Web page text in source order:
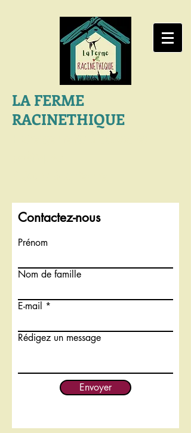
LA FERME
RACINETHIQUE
Contactez-nous
Prénom
Nom de famille
E-mail
Rédigez un message
Envoyer